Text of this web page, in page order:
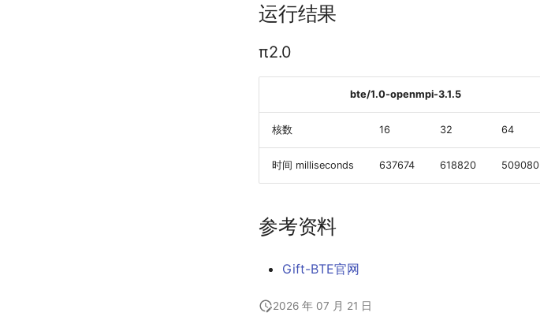
运行结果
π2.0
bte/1.0-openmpi-3.1.5
核数 16 32 64
时间 milliseconds 637674 618820 509080
参考资料
Gift-BTE官网
2026 年 07 月 21 日